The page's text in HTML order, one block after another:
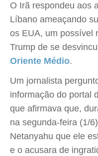
O Irã respondeu aos
Líbano ameaçando
os EUA, um possível
Trump de se
Oriente Médio.
Um jornalista
informação do portal
que afirmava que,
na segunda-feira (1/
Netanyahu que ele
e o acusara de